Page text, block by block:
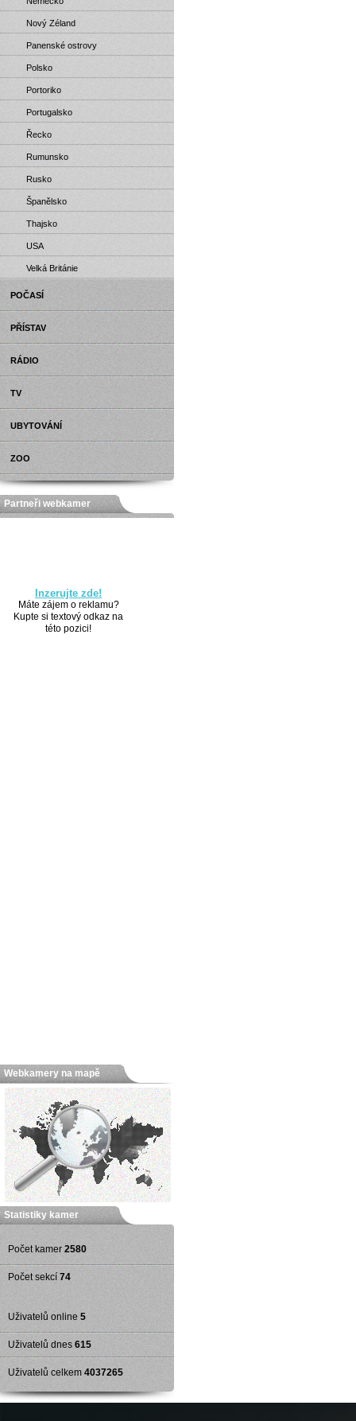
Nový Zéland
Panenské ostrovy
Polsko
Portoriko
Portugalsko
Řecko
Rumunsko
Rusko
Španělsko
Thajsko
USA
Velká Británie
POČASÍ
PŘÍSTAV
RÁDIO
TV
UBYTOVÁNÍ
ZOO
Partneři webkamer
Inzerujte zde!
Máte zájem o reklamu?
Kupte si textový odkaz na
této pozici!
Webkamery na mapě
Statistiky kamer
Počet kamer 2580
Počet sekcí 74
Uživatelů online 5
Uživatelů dnes 615
Uživatelů celkem 4037265